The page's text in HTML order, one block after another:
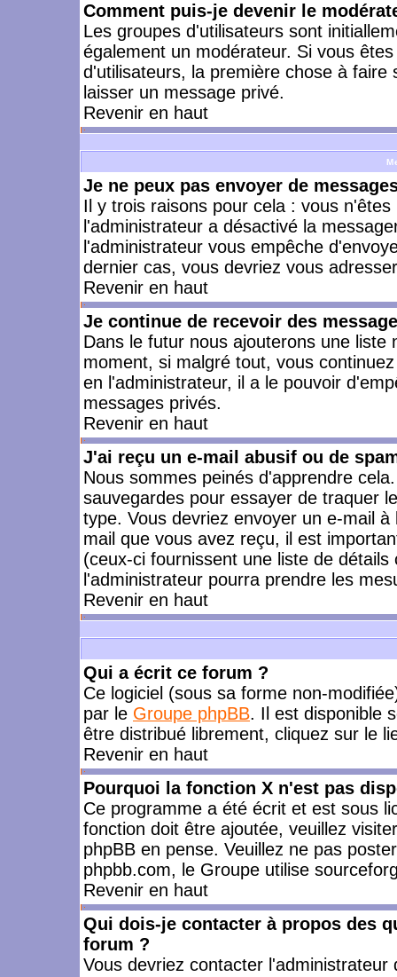
Comment puis-je devenir le
Les groupes d'utilisateurs sont
également un modérateur. Si vous
d'utilisateurs, la première chose à
laisser un message privé.
Revenir en haut
Je ne peux pas envoyer de
Il y trois raisons pour cela : vous
l'administrateur a désactivé la
l'administrateur vous empêche
dernier cas, vous devriez vous
Revenir en haut
Je continue de recevoir des
Dans le futur nous ajouterons une
moment, si malgré tout, vous
en l'administrateur, il a le pouvoir
messages privés.
Revenir en haut
J'ai reçu un e-mail abusif ou de
Nous sommes peinés d'apprendre
sauvegardes pour essayer de traquer
type. Vous devriez envoyer un e-mail
mail que vous avez reçu, il est
(ceux-ci fournissent une liste de
l'administrateur pourra prendre les
Revenir en haut
Qui a écrit ce forum ?
Ce logiciel (sous sa forme non-
par le Groupe phpBB. Il est disponible
être distribué librement, cliquez sur le
Revenir en haut
Pourquoi la fonction X n'est pas
Ce programme a été écrit et est sous
fonction doit être ajoutée, veuillez
phpBB en pense. Veuillez ne pas
phpbb.com, le Groupe utilise
Revenir en haut
Qui dois-je contacter à propos des
forum ?
Vous devriez contacter